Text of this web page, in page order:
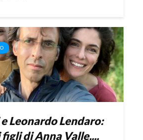
Leonardo Lendaro:
di Anna Valle,...